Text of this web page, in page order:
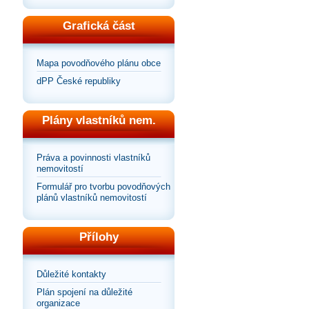
Grafická část
Mapa povodňového plánu obce
dPP České republiky
Plány vlastníků nem.
Práva a povinnosti vlastníků
nemovitostí
Formulář pro tvorbu povodňových
plánů vlastníků nemovitostí
Přílohy
Důležité kontakty
Plán spojení na důležité
organizace